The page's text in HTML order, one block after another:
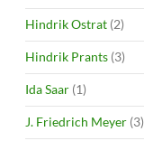
Hindrik Ostrat (2)
Hindrik Prants (3)
Ida Saar (1)
J. Friedrich Meyer (3)